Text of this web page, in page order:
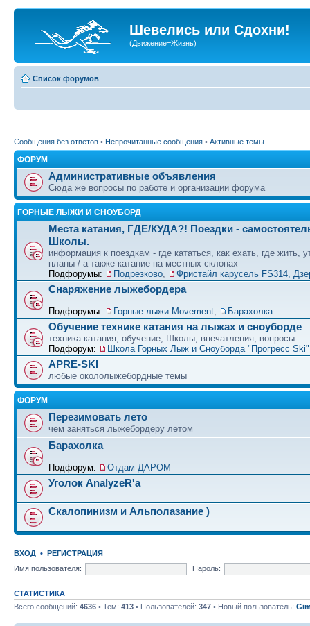
Шевелись или Сдохни!
(Движение=Жизнь)
Список форумов
Сообщения без ответов • Непрочитанные сообщения • Активные темы
ФОРУМ
Административные объявления
Сюда же вопросы по работе и организации форума
ГОРНЫЕ ЛЫЖИ И СНОУБОРД
Места катания, ГДЕ/КУДА?! Поездки -
Школы.
информация к поездкам - где кататься, как ехать, где жить,
планы / а также катание на местных склонах
Подфорумы:
Подрезково, Фристайл карусель FS314,
Снаряжение лыжебордера
Подфорумы: Горные лыжи Movement, Барахолка
Обучение технике катания на лыжах и сноуборде
техника катания, обучение, Школы, впечатления, вопросы
Подфорум:
Школа Горных Лыж и Сноуборда "Прогресс
APRE-SKI
любые окололыжебордные темы
ФОРУМ
Перезимовать лето
чем заняться лыжебордеру летом
Барахолка
Подфорум: Отдам ДАРОМ
Уголок AnalyzeR'а
Скалопинизм и Альполазание )
ВХОД • РЕГИСТРАЦИЯ
Имя пользователя:
Пароль:
СТАТИСТИКА
Всего сообщений: 4636 • Тем: 413 • Пользователей: 347 • Новый пользователь: